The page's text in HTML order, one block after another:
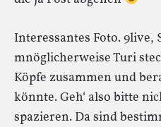
Interessantes Foto. 9live,
mnöglicherweise Turi
Köpfe zusammen und
könnte. Geh‘ also bitte
spazieren. Da sind